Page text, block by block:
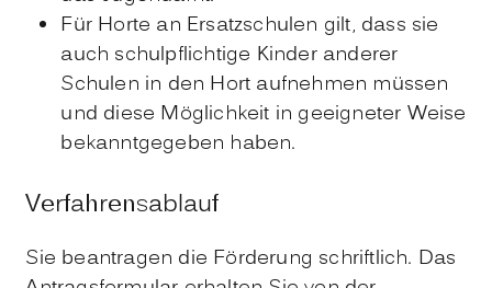
Für Horte an Ersatzschulen gilt, dass sie
auch schulpflichtige Kinder anderer
Schulen in den Hort aufnehmen müssen
und diese Möglichkeit in geeigneter Weise
bekanntgegeben haben.
Verfahrensablauf
Sie beantragen die Förderung schriftlich. Das